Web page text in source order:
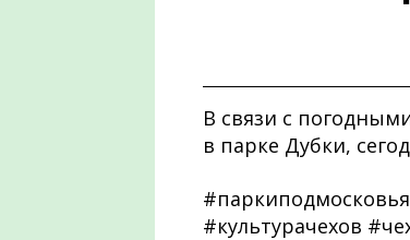
В связи с
в парке Дубки,
#культурачехов